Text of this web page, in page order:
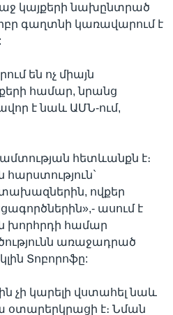
կայքերի նախընտրած
իբր գաղտնի կառավարում է
են ոչ միայն
համար, նրանց
է նաև ԱՄՆ-ում,
հետևանքն է։
հարստություն`
ովքեր
ասում է
խորհրդի համար
առաջադրած
Տոբորոֆը:
չի կարելի վստահել նաև
օտարերկրացի է։ Նման